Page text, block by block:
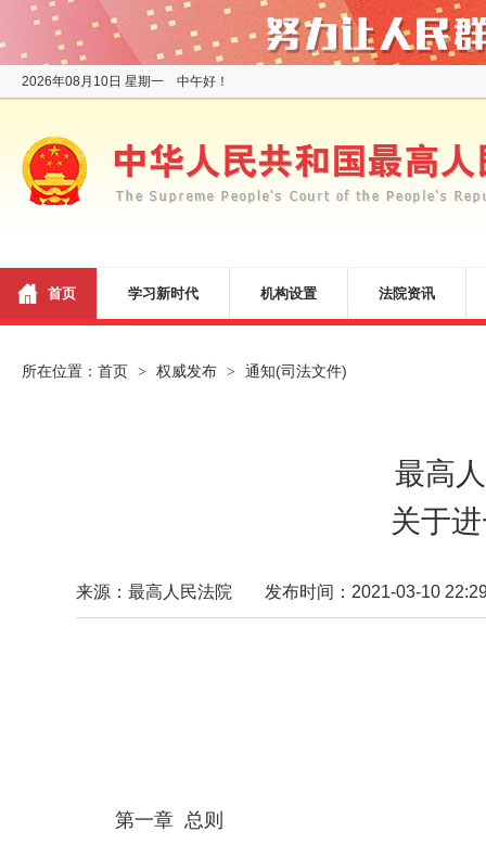
2026年08月10日 星期一 中午好！
首页 学习新时代 机构设置 法院资讯
所在位置： 首页 > 权威发布 > 通知(司法文件)
最高
关于
来源：最高人民法院 发布时间：2021-03-10
第一章 总则